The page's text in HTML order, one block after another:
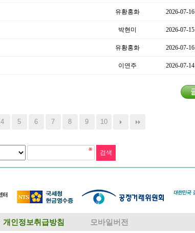
유황홍화 2026-07-16
박현미 2026-07-15
유황홍화 2026-07-16
이연주 2026-07-14
4 5 6 7 8 9 10
개인정보취급방침 모바일버전